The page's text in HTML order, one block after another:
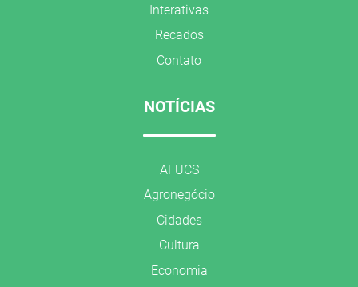
Interativas
Recados
Contato
NOTÍCIAS
AFUCS
Agronegócio
Cidades
Cultura
Economia